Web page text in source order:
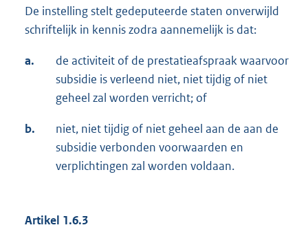
De instelling stelt gedeputeerde staten onverwijld
schriftelijk in kennis zodra aannemelijk is dat:
a.
de activiteit of de prestatieafspraak waarvoor
subsidie is verleend niet, niet tijdig of niet
geheel zal worden verricht; of
b.
niet, niet tijdig of niet geheel aan de aan de
subsidie verbonden voorwaarden en
verplichtingen zal worden voldaan.
Artikel 1.6.3